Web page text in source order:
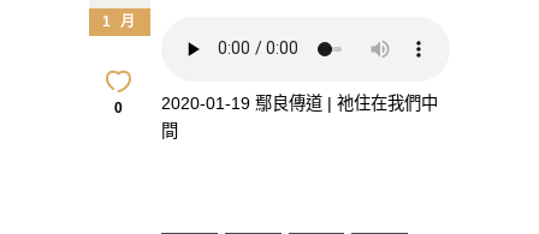
主日證道
浸禮見證
1 月
0
2020-01-19 鄢良傳道 | 祂住在我們中
間